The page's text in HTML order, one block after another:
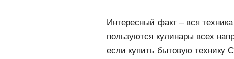
Интересный факт – вся
пользуются кулинары всех
если купить бытовую технику